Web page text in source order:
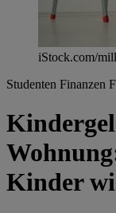
iStock.com/
Studenten Finanzen
Kinder